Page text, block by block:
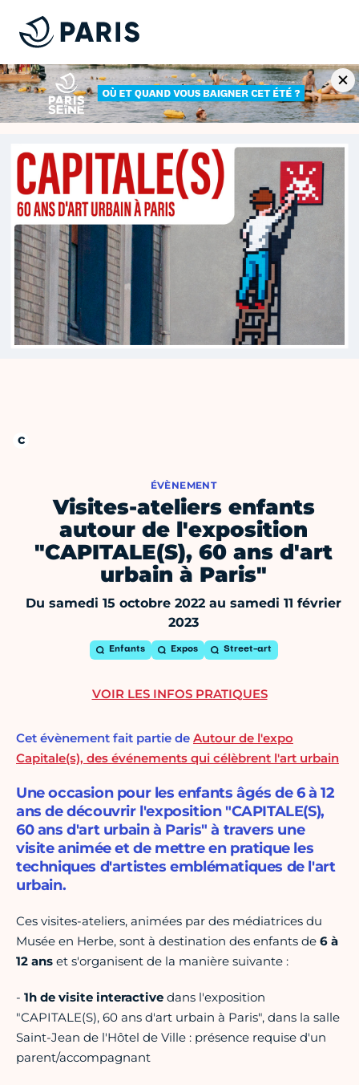
ÉVÈNEMENT
Visites-ateliers enfants
autour de l'exposition
"CAPITALE(S), 60 ans d'art
urbain à Paris"
Du samedi 15 octobre 2022 au samedi 11 février
2023
Enfants Expos Street-art
Cet évènement fait partie de Autour de l'expo
Capitale(s), des événements qui célèbrent l'art urbain
Une occasion pour les enfants âgés de 6 à 12
ans de découvrir l'exposition "CAPITALE(S),
60 ans d'art urbain à Paris" à travers une
visite animée et de mettre en pratique les
techniques d'artistes emblématiques de l'art
urbain.
Ces visites-ateliers, animées par des médiatrices du
Musée en Herbe, sont à destination des enfants de 6 à
12 ans et s'organisent de la manière suivante :
- 1h de visite interactive dans l'exposition
"CAPITALE(S), 60 ans d'art urbain à Paris", dans la salle
Saint-Jean de l'Hôtel de Ville : présence requise d'un
parent/accompagnant
VOIR LES INFOS PRATIQUES